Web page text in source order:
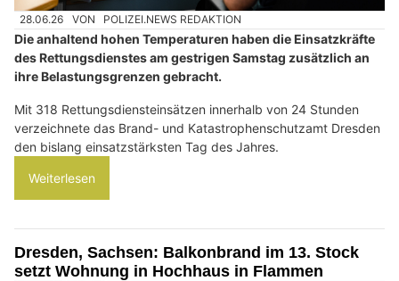
28.06.26 VON POLIZEI.NEWS REDAKTION
Die anhaltend hohen Temperaturen haben die Einsatzkräfte
des Rettungsdienstes am gestrigen Samstag zusätzlich an
ihre Belastungsgrenzen gebracht.
Mit 318 Rettungsdiensteinsätzen innerhalb von 24 Stunden
verzeichnete das Brand- und Katastrophenschutzamt Dresden
den bislang einsatzstärksten Tag des Jahres.
Weiterlesen
Dresden, Sachsen: Balkonbrand im 13. Stock
setzt Wohnung in Hochhaus in Flammen